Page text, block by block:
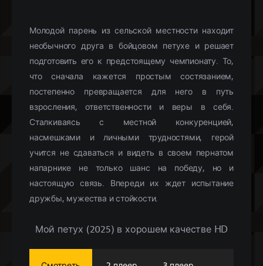
Молодой парень из сельской местности находит
необычного друга в бойцовом петухе и решает
подготовить его к предстоящему чемпионату. То,
что сначала кажется простым состязанием,
постепенно превращается для него в путь
взросления, ответственности и веры в себя.
Сталкиваясь с местной конкуренцией,
насмешками и личными трудностями, герой
учится не сдаваться и видеть в своем пернатом
напарнике не только шанс на победу, но и
настоящую связь. Впереди их ждет испытание
дружбы, мужества и стойкости.
Мой петух (2025) в хорошем качестве HD